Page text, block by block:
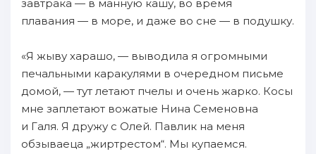
завтрака — в манную кашу, во время
плавания — в море, и даже во сне — в подушку.
«Я жыву харашо, — выводила я огромными
печальными каракулями в очередном письме
домой, — тут летают пчелы и очень жарко. Косы
мне заплетают вожатые Нина Семеновна
и Галя. Я дружу с Олей. Павлик на меня
обзываеца „жиртрестом“. Мы купаемся.